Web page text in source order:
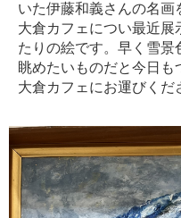
いた伊藤和義さんの名画
大倉カフェについ最近展
たりの絵です。早く雪景
眺めたいものだと今日も
大倉カフェにお運びくだ